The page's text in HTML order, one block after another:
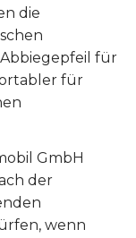
die
für
für
GmbH
der
wenn